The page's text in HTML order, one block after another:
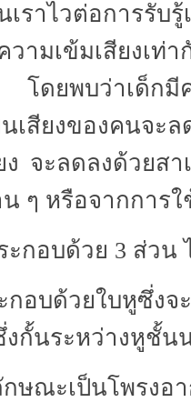
ราไวต่อการรับ
วามเข้มเสียงเ
โดยพบว่าเด็ก
เสียงของคนจ
จะลดลงด้วยส
น ๆ หรือจากการ
ะกอบด้วย 3 ส่วน
บด้วยใบหูซึ่งจะ
กั้นระหว่างหูชั้น
ณะเป็นโพรงอ